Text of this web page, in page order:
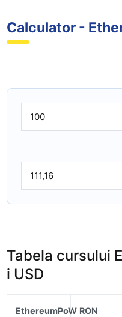
Calculator -
Tabela cursului
i USD
EthereumPoW RON